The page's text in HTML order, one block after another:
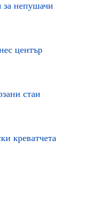
за непушачи
център
стаи
креватчета